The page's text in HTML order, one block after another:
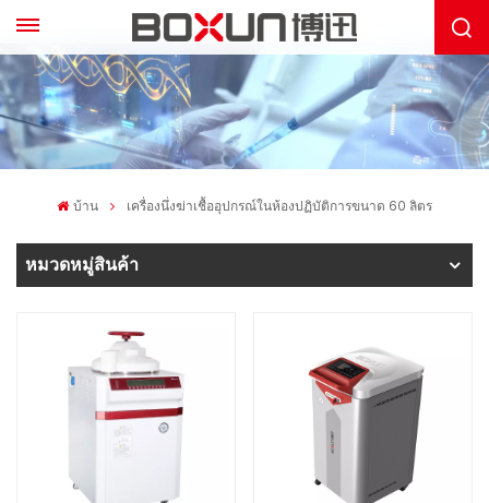
บ้าน เครื่องนึ่งฆ่าเชื้ออุปกรณ์ในห้องปฏิบัติการขนาด 60 ลิตร
หมวดหมู่สินค้า